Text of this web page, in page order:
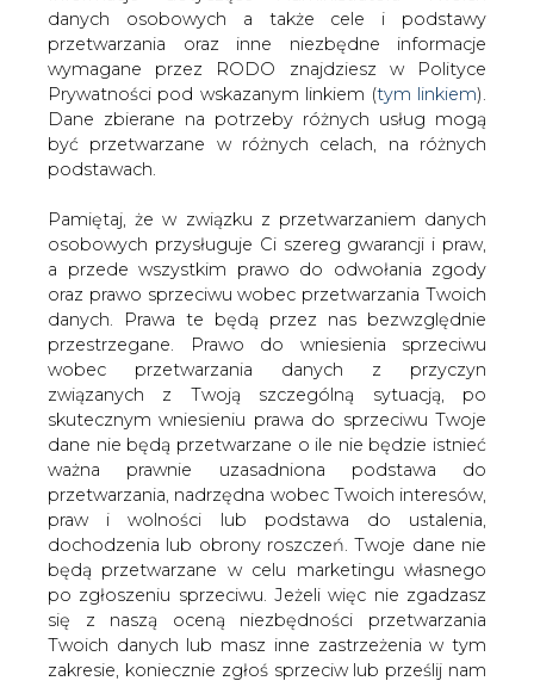
danych osobowych a także cele i podstawy
przetwarzania oraz inne niezbędne informacje
wymagane przez RODO znajdziesz w Polityce
Prywatności pod wskazanym linkiem (tym linkiem).
Dane zbierane na potrzeby różnych usług mogą
być przetwarzane w różnych celach, na różnych
podstawach.
Pamiętaj, że w związku z przetwarzaniem danych
osobowych przysługuje Ci szereg gwarancji i praw,
a przede wszystkim prawo do odwołania zgody
oraz prawo sprzeciwu wobec przetwarzania Twoich
danych. Prawa te będą przez nas bezwzględnie
przestrzegane. Prawo do wniesienia sprzeciwu
wobec przetwarzania danych z przyczyn
związanych z Twoją szczególną sytuacją, po
skutecznym wniesieniu prawa do sprzeciwu Twoje
dane nie będą przetwarzane o ile nie będzie istnieć
ważna prawnie uzasadniona podstawa do
przetwarzania, nadrzędna wobec Twoich interesów,
praw i wolności lub podstawa do ustalenia,
dochodzenia lub obrony roszczeń. Twoje dane nie
będą przetwarzane w celu marketingu własnego
po zgłoszeniu sprzeciwu. Jeżeli więc nie zgadzasz
się z naszą oceną niezbędności przetwarzania
Twoich danych lub masz inne zastrzeżenia w tym
zakresie, koniecznie zgłoś sprzeciw lub prześlij nam
udostępnij:
Różne oceny zasobów gazu
łupkowego w Turcji
Tureckie rezerwy gazu łupkowego
starczą na 40 lat konsumpcji przy
produkcji na poziomie 45 miliardów
metrów sześciennych rocznie.
Szacowane zasoby tego surowca w
Turcji wynoszą 1,8 biliona metrów
sześciennych. Tak przynajmniej twierdzi
Tureckie Stowarzyszenie Geologów
Naftowych.
Gaz ma znajdować się w południowo-wschodniej części
kraju. Szacunki dotyczą tylko tych części terytorium Turcji.
Dodatkowe ilości mogą znajdować się w Anatolii, w
okolicach Ankary i Gór Toros na południu.